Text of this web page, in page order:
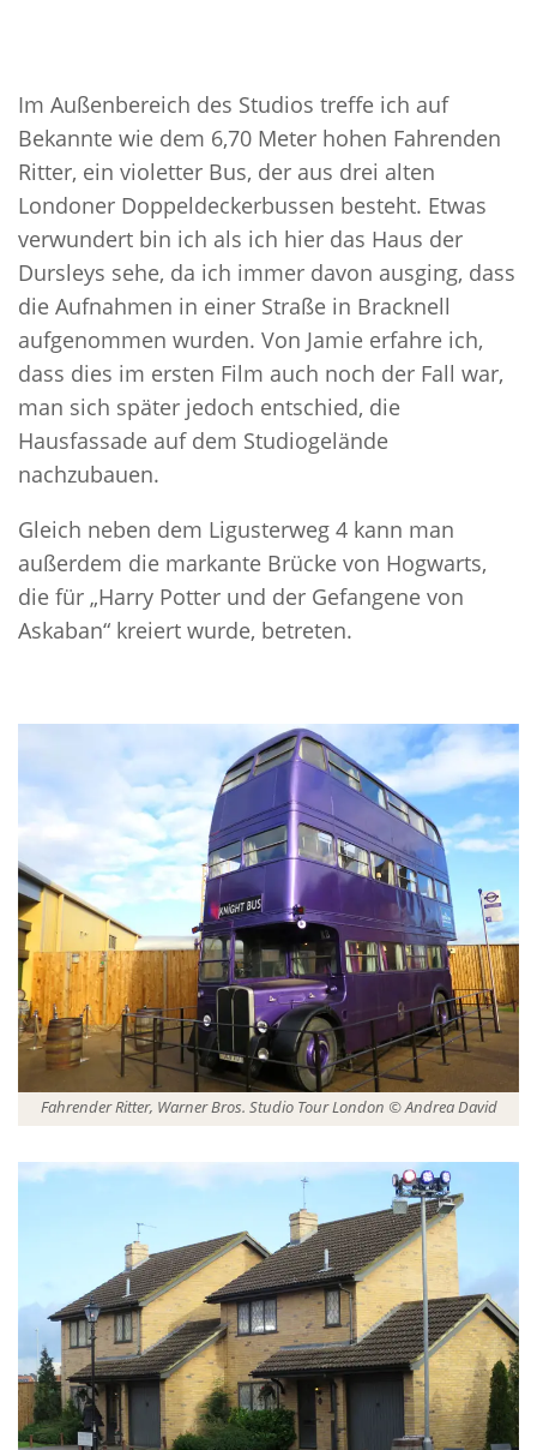
Im Außenbereich des Studios treffe ich auf
Bekannte wie dem 6,70 Meter hohen Fahrenden
Ritter, ein violetter Bus, der aus drei alten
Londoner Doppeldeckerbussen besteht. Etwas
verwundert bin ich als ich hier das Haus der
Dursleys sehe, da ich immer davon ausging, dass
die Aufnahmen in einer Straße in Bracknell
aufgenommen wurden. Von Jamie erfahre ich,
dass dies im ersten Film auch noch der Fall war,
man sich später jedoch entschied, die
Hausfassade auf dem Studiogelände
nachzubauen.
Gleich neben dem Ligusterweg 4 kann man
außerdem die markante Brücke von Hogwarts,
die für „Harry Potter und der Gefangene von
Askaban“ kreiert wurde, betreten.
Fahrender Ritter, Warner Bros. Studio Tour London © Andrea David